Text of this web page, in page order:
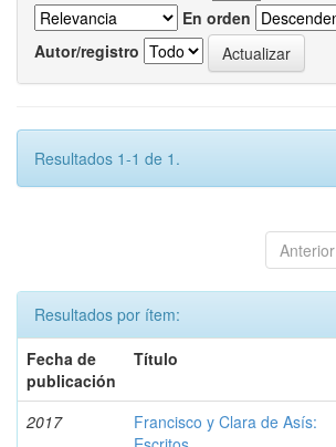
En orden
Autor/registro
Resultados 1-1 de 1.
Anterior
Resultados por ítem:
Fecha de
publicación
Título
2017
Francisco y Clara de Asís: